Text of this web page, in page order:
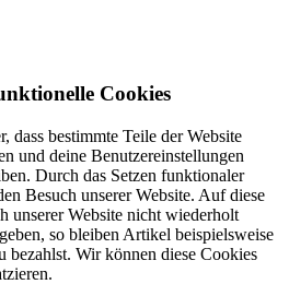
Cookies
dass bestimmte Teile der Website
und deine Benutzereinstellungen
Durch das Setzen funktionaler
Besuch unserer Website. Auf diese
unserer Website nicht wiederholt
so bleiben Artikel beispielsweise
bezahlst. Wir können diese Cookies